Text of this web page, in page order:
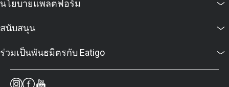
นโยบายแพลตฟอร์ม
สนับสนุน
ร่วมเป็นพันธมิตรกับ Eatigo